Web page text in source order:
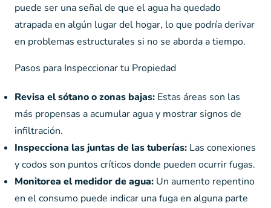
puede ser una señal de que el agua ha quedado
atrapada en algún lugar del hogar, lo que podría derivar
en problemas estructurales si no se aborda a tiempo.
Pasos para Inspeccionar tu Propiedad
Revisa el sótano o zonas bajas: Estas áreas son las
más propensas a acumular agua y mostrar signos de
infiltración.
Inspecciona las juntas de las tuberías: Las conexiones
y codos son puntos críticos donde pueden ocurrir fugas.
Monitorea el medidor de agua: Un aumento repentino
en el consumo puede indicar una fuga en alguna parte